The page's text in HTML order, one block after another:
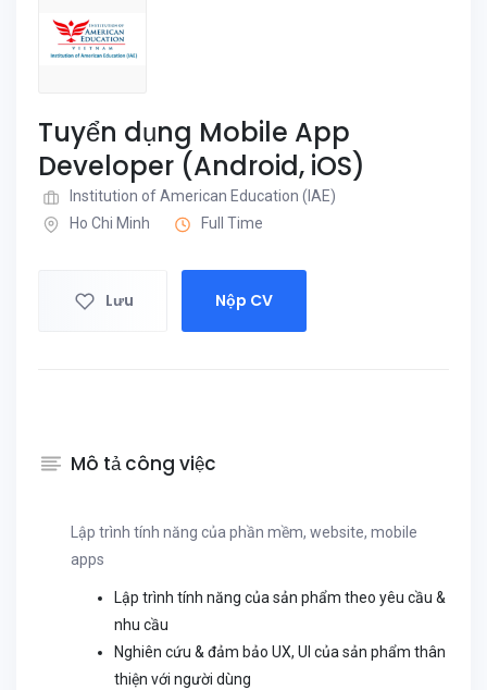
Tuyển dụng Mobile App
Developer (Android, iOS)
Institution of American Education (IAE)
Ho Chi Minh
Full Time
Lưu Nộp CV
Mô tả công việc
Lập trình tính năng của phần mềm, website, mobile
apps
Lập trình tính năng của sản phẩm theo yêu cầu &
nhu cầu
Nghiên cứu & đảm bảo UX, UI của sản phẩm thân
thiện với người dùng